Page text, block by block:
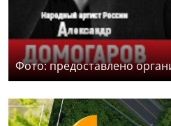
Фото: предоставлено